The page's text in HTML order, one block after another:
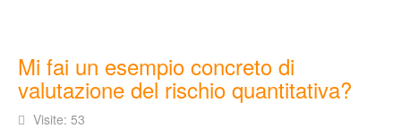
Mi fai un esempio concreto di
valutazione del rischio quantitativa?
Visite: 53